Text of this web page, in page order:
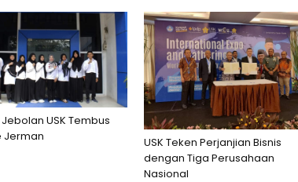
USK Tembus
Jerman
USK Teken Perjanjian Bisnis
dengan Tiga Perusahaan
Nasional